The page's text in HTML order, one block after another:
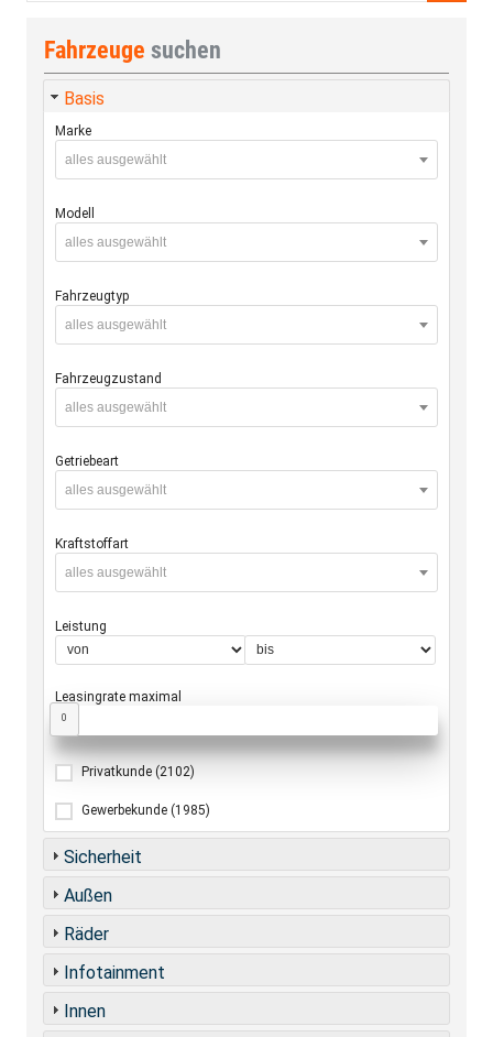
Fahrzeuge suchen
Basis
Marke
alles ausgewählt
Modell
alles ausgewählt
Fahrzeugtyp
alles ausgewählt
Fahrzeugzustand
alles ausgewählt
Getriebeart
alles ausgewählt
Kraftstoffart
alles ausgewählt
Leistung
Leasingrate maximal
0
Privatkunde (2102)
Gewerbekunde (1985)
Sicherheit
Außen
Räder
Infotainment
Innen